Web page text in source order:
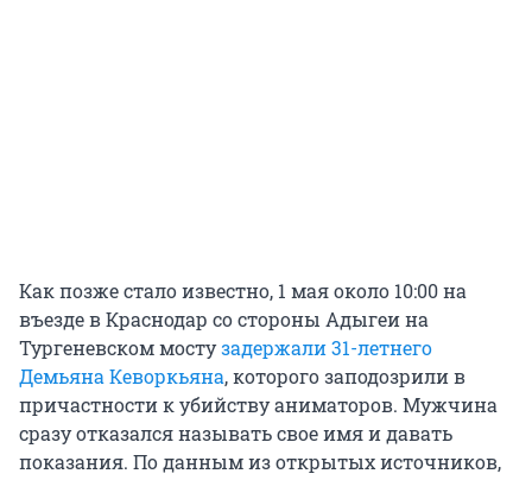
Как позже стало известно, 1 мая около 10:00 на
въезде в Краснодар со стороны Адыгеи на
Тургеневском мостузадержали 31-летнего
Демьяна Кеворкьяна, которого заподозрили в
причастности к убийству аниматоров. Мужчина
сразу отказался называть свое имя и давать
показания. По данным из открытых источников,